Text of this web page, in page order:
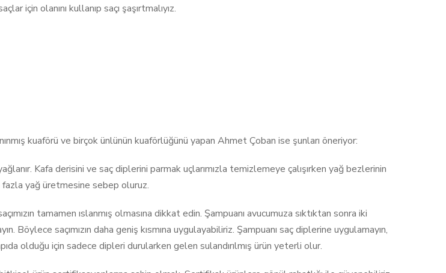
için olanını kullanıp saçı şaşırtmalıyız.
kuaförü ve birçok ünlünün kuaförlüğünü yapan Ahmet Çoban ise şunları öneriyor:
Kafa derisini ve saç diplerini parmak uçlarımızla temizlemeye çalışırken yağ bezlerinin
fazla yağ üretmesine sebep oluruz.
tamamen ıslanmış olmasına dikkat edin. Şampuanı avucumuza sıktıktan sonra iki
Böylece saçımızın daha geniş kısmına uygulayabiliriz. Şampuanı saç diplerine uygulamayın,
olduğu için sadece dipleri durularken gelen sulandırılmış ürün yeterli olur.